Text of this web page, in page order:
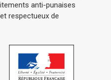
anti-punaises
respectueux de